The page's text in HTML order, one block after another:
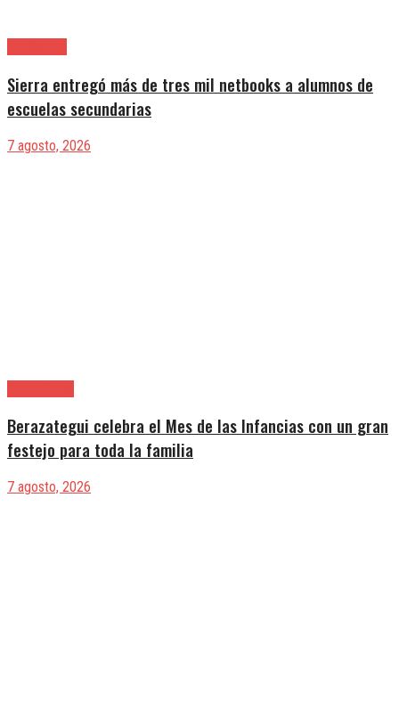
Sierra entregó más de tres mil netbooks a alumnos de
escuelas secundarias
7 agosto, 2026
Berazategui celebra el Mes de las Infancias con un gran
festejo para toda la familia
7 agosto, 2026